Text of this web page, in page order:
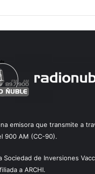
emisora que transmite a
900 AM (CC-90).
Sociedad de Inversiones
a ARCHI.